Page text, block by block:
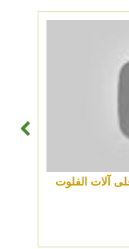
آلات الفلوت